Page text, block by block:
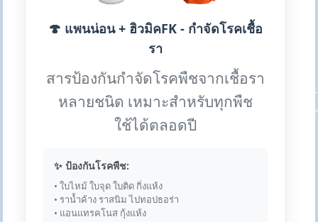
🍄 แพนน่อน + ฮิวมิคFK - กำจัดโรคเชื้อ
รา
สารป้องกันกำจัดโรคพืชจากเชื้อรา
หลายชนิด เหมาะสำหรับทุกพืช
ใช้ได้ตลอดปี
✨ ป้องกันโรคพืช:
• ใบไหม้ ใบจุด ใบติด กิ่งแห้ง
• ราน้ำค้าง ราสนิม ไปทอปธอร่า
• แอนแทรคโนส กุ้งแห้ง